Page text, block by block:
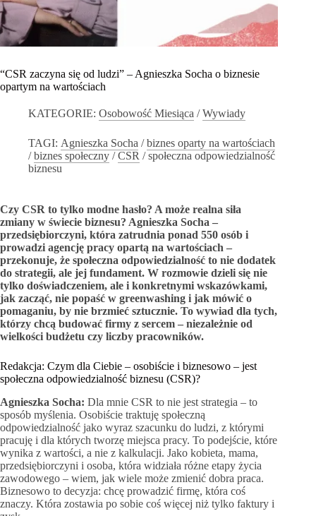
“CSR zaczyna się od ludzi” – Agnieszka Socha o biznesie
opartym na wartościach
KATEGORIE: Osobowość Miesiąca /Wywiady
TAGI: Agnieszka Socha /biznes oparty na wartościach
/biznes społeczny /CSR /społeczna odpowiedzialność
biznesu
Czy CSR to tylko modne hasło? A może realna siła
zmiany w świecie biznesu? Agnieszka Socha –
przedsiębiorczyni, która zatrudnia ponad 550 osób i
prowadzi agencję pracy opartą na wartościach –
przekonuje, że społeczna odpowiedzialność to nie dodatek
do strategii, ale jej fundament. W rozmowie dzieli się nie
tylko doświadczeniem, ale i konkretnymi wskazówkami,
jak zacząć, nie popaść w greenwashing i jak mówić o
pomaganiu, by nie brzmieć sztucznie. To wywiad dla tych,
którzy chcą budować firmy z sercem – niezależnie od
wielkości budżetu czy liczby pracowników.
Redakcja: Czym dla Ciebie – osobiście i biznesowo – jest
społeczna odpowiedzialność biznesu (CSR)?
Agnieszka Socha: Dla mnie CSR to nie jest strategia – to
sposób myślenia. Osobiście traktuję społeczną
odpowiedzialność jako wyraz szacunku do ludzi, z którymi
pracuję i dla których tworzę miejsca pracy. To podejście, które
wynika z wartości, a nie z kalkulacji. Jako kobieta, mama,
przedsiębiorczyni i osoba, która widziała różne etapy życia
zawodowego – wiem, jak wiele może zmienić dobra praca.
Biznesowo to decyzja: chcę prowadzić firmę, która coś
znaczy. Która zostawia po sobie coś więcej niż tylko faktury i